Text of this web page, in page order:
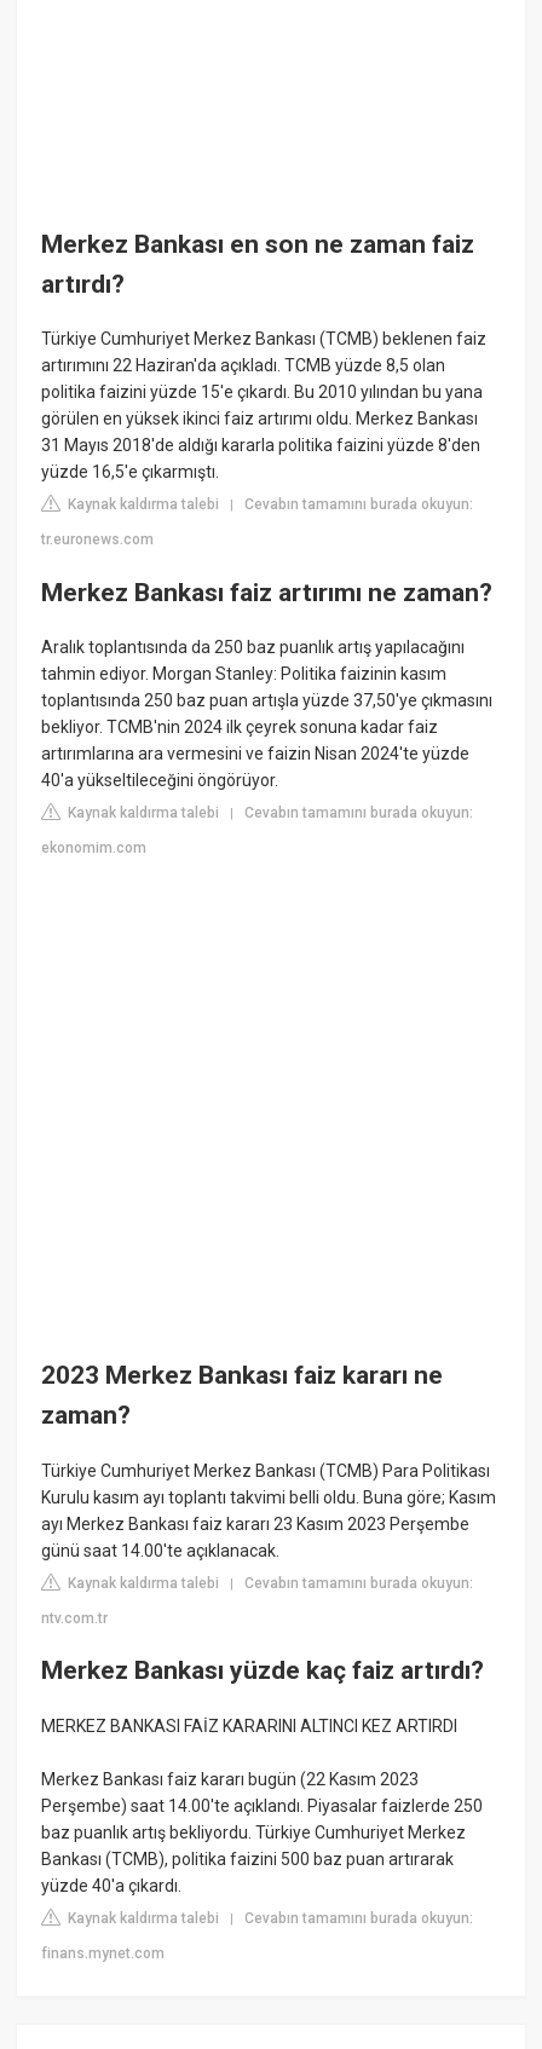
Merkez Bankası en son ne zaman faiz
artırdı?
Türkiye Cumhuriyet Merkez Bankası (TCMB) beklenen faiz
artırımını 22 Haziran'da açıkladı. TCMB yüzde 8,5 olan
politika faizini yüzde 15'e çıkardı. Bu 2010 yılından bu yana
görülen en yüksek ikinci faiz artırımı oldu. Merkez Bankası
31 Mayıs 2018'de aldığı kararla politika faizini yüzde 8'den
yüzde 16,5'e çıkarmıştı.
Kaynak kaldırma talebi |Cevabın tamamını burada okuyun:
tr.euronews.com
Merkez Bankası faiz artırımı ne zaman?
Aralık toplantısında da 250 baz puanlık artış yapılacağını
tahmin ediyor. Morgan Stanley: Politika faizinin kasım
toplantısında 250 baz puan artışla yüzde 37,50'ye çıkmasını
bekliyor. TCMB'nin 2024 ilk çeyrek sonuna kadar faiz
artırımlarına ara vermesini ve faizin Nisan 2024'te yüzde
40'a yükseltileceğini öngörüyor.
Kaynak kaldırma talebi |Cevabın tamamını burada okuyun:
ekonomim.com
2023 Merkez Bankası faiz kararı ne
zaman?
Türkiye Cumhuriyet Merkez Bankası (TCMB) Para Politikası
Kurulu kasım ayı toplantı takvimi belli oldu. Buna göre; Kasım
ayı Merkez Bankası faiz kararı 23 Kasım 2023 Perşembe
günü saat 14.00'te açıklanacak.
Kaynak kaldırma talebi |Cevabın tamamını burada okuyun:
ntv.com.tr
Merkez Bankası yüzde kaç faiz artırdı?
MERKEZ BANKASI FAİZ KARARINI ALTINCI KEZ ARTIRDI
Merkez Bankası faiz kararı bugün (22 Kasım 2023
Perşembe) saat 14.00'te açıklandı. Piyasalar faizlerde 250
baz puanlık artış bekliyordu. Türkiye Cumhuriyet Merkez
Bankası (TCMB), politika faizini 500 baz puan artırarak
yüzde 40'a çıkardı.
Kaynak kaldırma talebi |Cevabın tamamını burada okuyun:
finans.mynet.com